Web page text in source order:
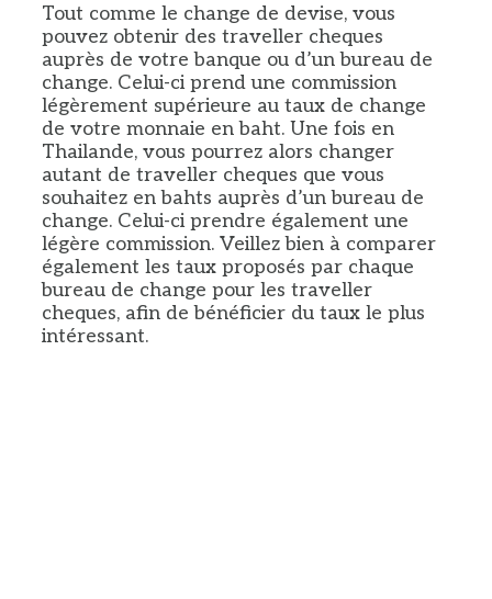
Tout comme le change de devise, vous
pouvez obtenir des traveller cheques
auprès de votre banque ou d’un bureau de
change. Celui-ci prend une commission
légèrement supérieure au taux de change
de votre monnaie en baht. Une fois en
Thailande, vous pourrez alors changer
autant de traveller cheques que vous
souhaitez en bahts auprès d’un bureau de
change. Celui-ci prendre également une
légère commission. Veillez bien à comparer
également les taux proposés par chaque
bureau de change pour les traveller
cheques, afin de bénéficier du taux le plus
intéressant.